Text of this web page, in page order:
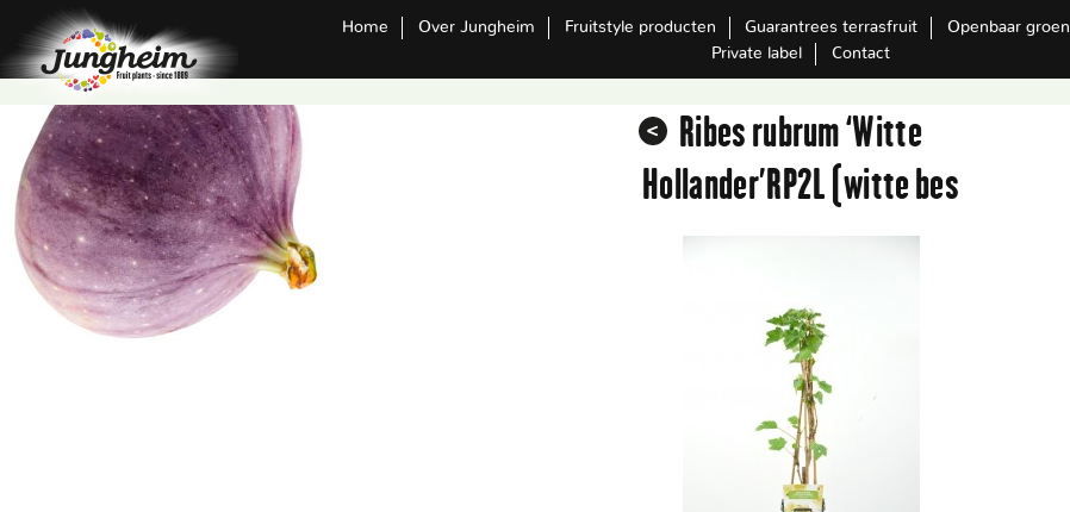
Home Over Jungheim Fruitstyle producten Guarantrees terrasfruit Openbaar groen
Private label
Contact
Ribes rubrum ‘Witte
Hollander’RP2L (witte bes